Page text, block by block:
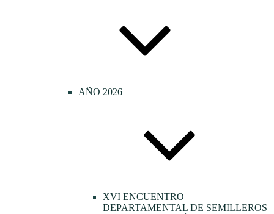
AÑO 2026
XVI ENCUENTRO
DEPARTAMENTAL DE SEMILLEROS